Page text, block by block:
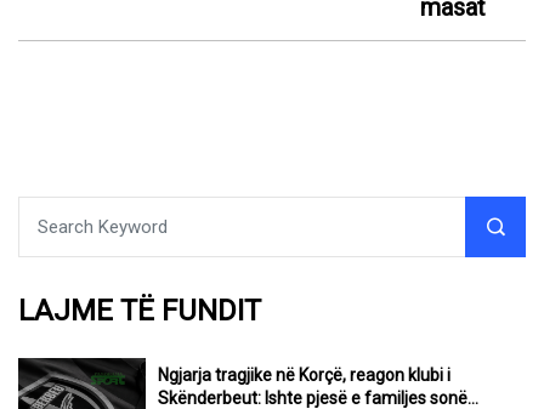
masat
LAJME TË FUNDIT
Ngjarja tragjike në Korçë, reagon klubi i
Skënderbeut: Ishte pjesë e familjes sonë…